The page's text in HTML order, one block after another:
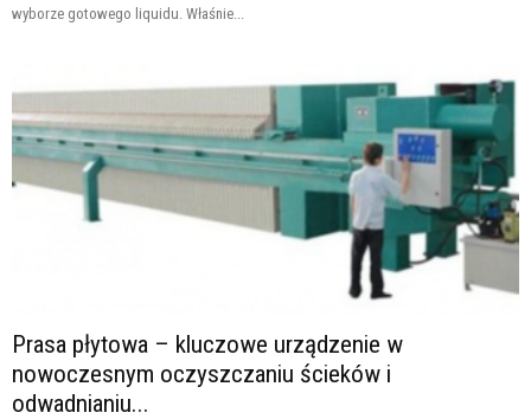
wyborze gotowego liquidu. Właśnie...
Prasa płytowa – kluczowe urządzenie w
nowoczesnym oczyszczaniu ścieków i
odwadnianiu...